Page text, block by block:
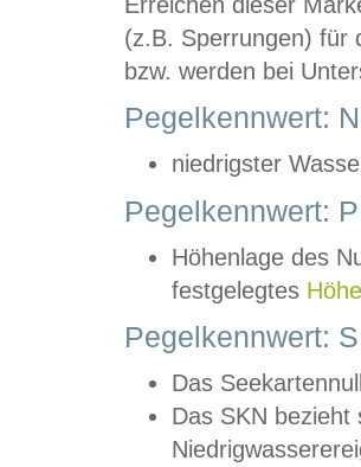
(z.B. Sperrungen) für
bzw. werden bei
Pegelkennwert:
niedrigster
Pegelkennwert:
Höhenlage des
festgelegtes
Pegelkennwert:
Das
Das SKN